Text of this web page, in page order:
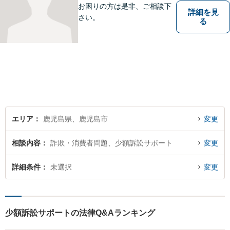
可】
お困りの方は是非、ご相談下
さい。
詳細を見
る
エリア 鹿児島県、鹿児島市 変更
相談内容 詐欺・消費者問題、少額訴訟サポート 変更
詳細条件 未選択 変更
少額訴訟サポートの法律Q&Aランキング